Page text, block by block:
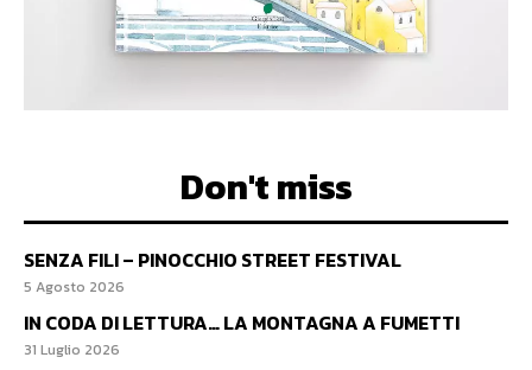
Don't miss
SENZA FILI – PINOCCHIO STREET FESTIVAL
5 Agosto 2026
IN CODA DI LETTURA… LA MONTAGNA A FUMETTI
31 Luglio 2026